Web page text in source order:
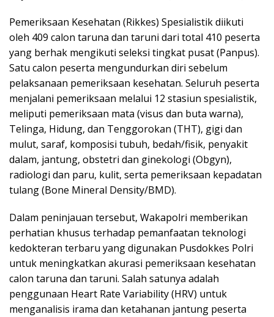
Pemeriksaan Kesehatan (Rikkes) Spesialistik diikuti
oleh 409 calon taruna dan taruni dari total 410 peserta
yang berhak mengikuti seleksi tingkat pusat (Panpus).
Satu calon peserta mengundurkan diri sebelum
pelaksanaan pemeriksaan kesehatan. Seluruh peserta
menjalani pemeriksaan melalui 12 stasiun spesialistik,
meliputi pemeriksaan mata (visus dan buta warna),
Telinga, Hidung, dan Tenggorokan (THT), gigi dan
mulut, saraf, komposisi tubuh, bedah/fisik, penyakit
dalam, jantung, obstetri dan ginekologi (Obgyn),
radiologi dan paru, kulit, serta pemeriksaan kepadatan
tulang (Bone Mineral Density/BMD).
Dalam peninjauan tersebut, Wakapolri memberikan
perhatian khusus terhadap pemanfaatan teknologi
kedokteran terbaru yang digunakan Pusdokkes Polri
untuk meningkatkan akurasi pemeriksaan kesehatan
calon taruna dan taruni. Salah satunya adalah
penggunaan Heart Rate Variability (HRV) untuk
menganalisis irama dan ketahanan jantung peserta